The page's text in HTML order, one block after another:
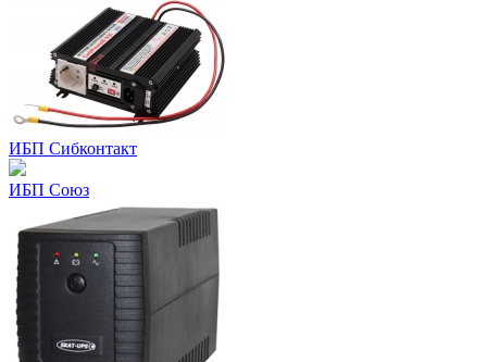
ИБП Сибконтакт
ИБП Союз